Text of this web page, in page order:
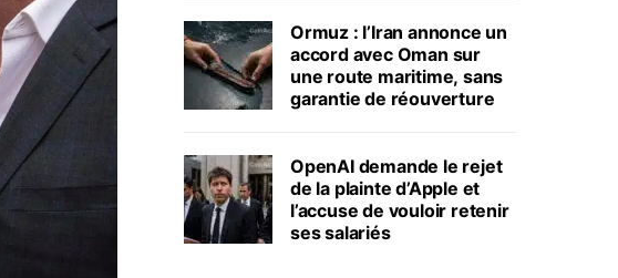
Ormuz : l’Iran annonce un
accord avec Oman sur
une route maritime, sans
garantie de réouverture
OpenAI demande le rejet
de la plainte d’Apple et
l’accuse de vouloir retenir
ses salariés